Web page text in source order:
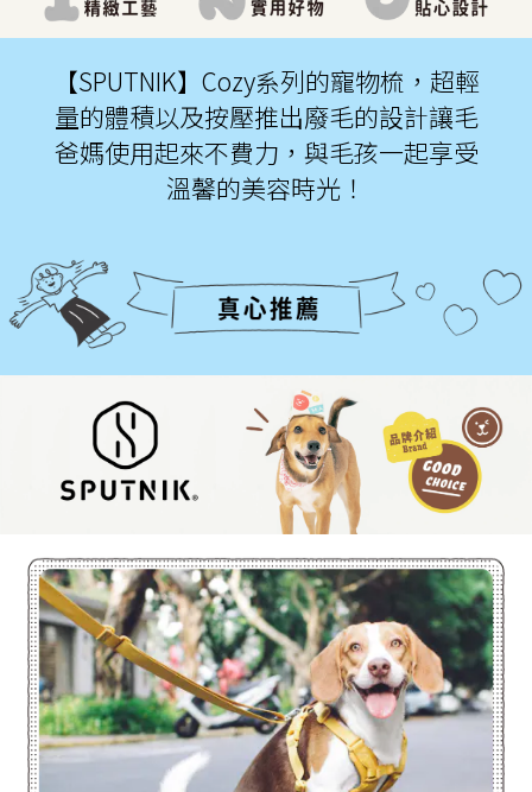
【SPUTNIK】Cozy系列的寵物梳，超輕
量的體積以及按壓推出廢毛的設計讓毛
爸媽使用起來不費力，與毛孩一起享受
溫馨的美容時光！